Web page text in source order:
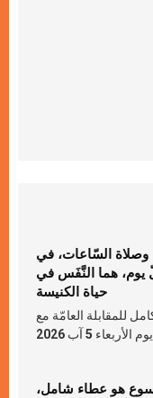
وصلاة السّاعات، في
يوم، هما النَّفَس في
حياة الكنيسة
للمقابلة العامّة مع
5 آب 2026
هو عطاء شامل،